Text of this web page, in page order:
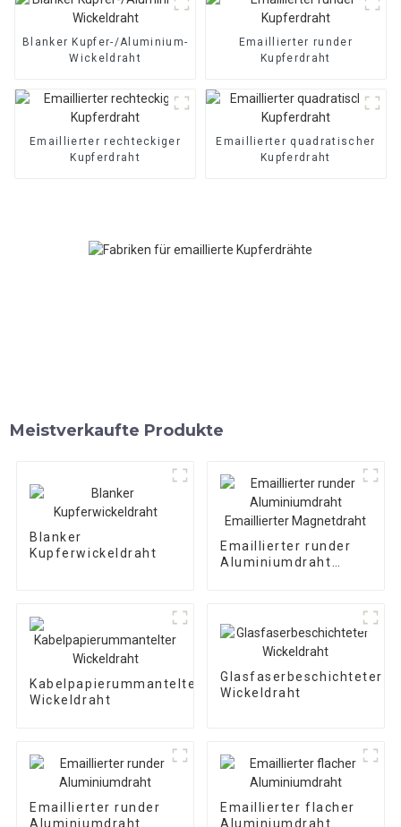
Blanker Kupfer-/Aluminium-
Wickeldraht
Emaillierter runder
Kupferdraht
Emaillierter rechteckiger
Kupferdraht
Emaillierter quadratischer
Kupferdraht
Meistverkaufte Produkte
Blanker
Kupferwickeldraht
Emaillierter runder
Aluminiumdraht
Kabelpapierummantelter
Wickeldraht
Glasfaserbeschichteter
Wickeldraht
Emaillierter runder
Aluminiumdraht
Emaillierter flacher
Aluminiumdraht